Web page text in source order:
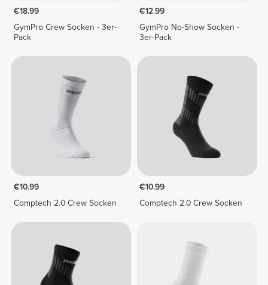
€18.99
GymPro Crew Socken - 3er-
Pack
€12.99
GymPro No-Show Socken -
3er-Pack
€10.99
Comptech 2.0 Crew Socken
€10.99
Comptech 2.0 Crew Socken